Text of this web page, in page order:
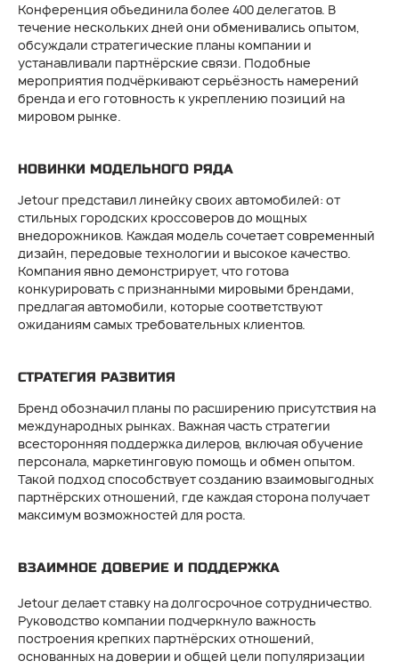
Конференция объединила более 400 делегатов. В
течение нескольких дней они обменивались опытом,
обсуждали стратегические планы компании и
устанавливали партнёрские связи. Подобные
мероприятия подчёркивают серьёзность намерений
бренда и его готовность к укреплению позиций на
мировом рынке.
НОВИНКИ МОДЕЛЬНОГО РЯДА
Jetour представил линейку своих автомобилей: от
стильных городских кроссоверов до мощных
внедорожников. Каждая модель сочетает современный
дизайн, передовые технологии и высокое качество.
Компания явно демонстрирует, что готова
конкурировать с признанными мировыми брендами,
предлагая автомобили, которые соответствуют
ожиданиям самых требовательных клиентов.
СТРАТЕГИЯ РАЗВИТИЯ
Бренд обозначил планы по расширению присутствия на
международных рынках. Важная часть стратегии
всесторонняя поддержка дилеров, включая обучение
персонала, маркетинговую помощь и обмен опытом.
Такой подход способствует созданию взаимовыгодных
партнёрских отношений, где каждая сторона получает
максимум возможностей для роста.
ВЗАИМНОЕ ДОВЕРИЕ И ПОДДЕРЖКА
Jetour делает ставку на долгосрочное сотрудничество.
Руководство компании подчеркнуло важность
построения крепких партнёрских отношений,
основанных на доверии и общей цели популяризации